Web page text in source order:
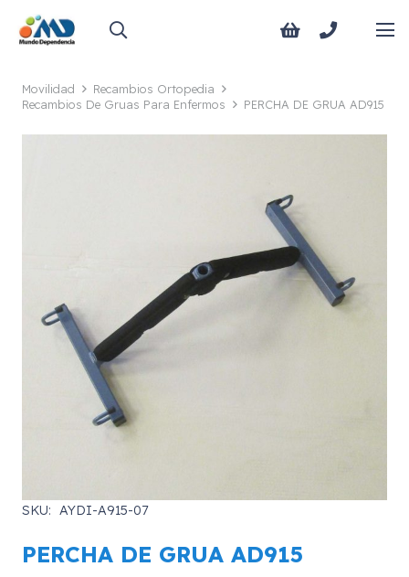
Movilidad
Recambios Ortopedia
Recambios De Gruas Para Enfermos
PERCHA DE GRUA AD915
SKU: AYDI-A915-07
PERCHA DE GRUA AD915